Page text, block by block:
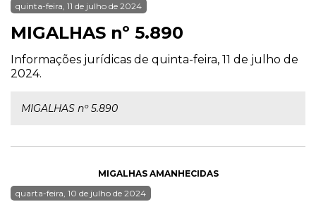
quinta-feira, 11 de julho de 2024
MIGALHAS nº 5.890
Informações jurídicas de quinta-feira, 11 de julho de
2024.
MIGALHAS nº 5.890
MIGALHAS AMANHECIDAS
quarta-feira, 10 de julho de 2024